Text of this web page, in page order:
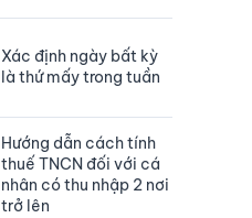
Xác định ngày bất kỳ
là thứ mấy trong tuần
Hướng dẫn cách tính
thuế TNCN đối với cá
nhân có thu nhập 2 nơi
trở lên